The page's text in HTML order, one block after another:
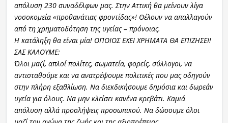
απόλυση 230 συναδέλφων μας. Στην Αττική θα μείνουν λίγα
νοσοκομεία «προθανάτιας φροντίδας»! Θέλουν να απαλλαγούν
από τη χρηματοδότηση της υγείας – πρόνοιας.
Η κατάληξη θα είναι μία! ΟΠΟΙΟΣ ΕΧΕΙ ΧΡΗΜΑΤΑ ΘΑ ΕΠΙΖΗΣΕΙ!
ΣΑΣ ΚΑΛΟΥΜΕ:
Όλοι μαζί, απλοί πολίτες, σωματεία, φορείς, σύλλογοι, να
αντισταθούμε και να ανατρέψουμε πολιτικές που μας οδηγούν
στην πλήρη εξαθλίωση. Να διεκδικήσουμε δημόσια και δωρεάν
υγεία για όλους. Να μην κλείσει κανένα κρεβάτι. Καμιά
απόλυση αλλά προσλήψεις προσωπικού. Να δώσουμε όλοι